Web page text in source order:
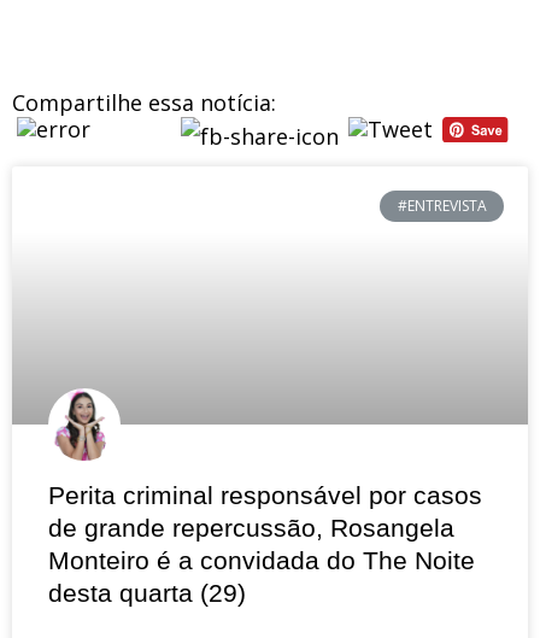
Compartilhe essa notícia:
#ENTREVISTA
Perita criminal responsável por casos
de grande repercussão, Rosangela
Monteiro é a convidada do The Noite
desta quarta (29)